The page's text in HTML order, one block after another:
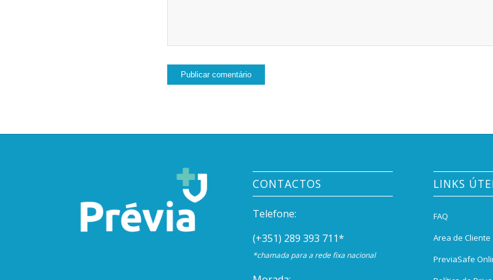
CONTACTOS
Telefone:
(+351) 289 393 711*
*chamada para a rede fixa nacional
LINKS
FAQ
Area de Cliente
PreviaSafe